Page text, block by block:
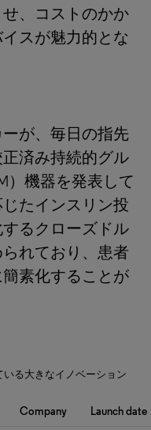
、コストのかか
スが魅力的とな
が、毎日の指先
済み持続的グル
）機器を発表して
たインスリン投
るクローズドル
れており、患者
素化することが
いる大きなイノベーション
Company Launch date